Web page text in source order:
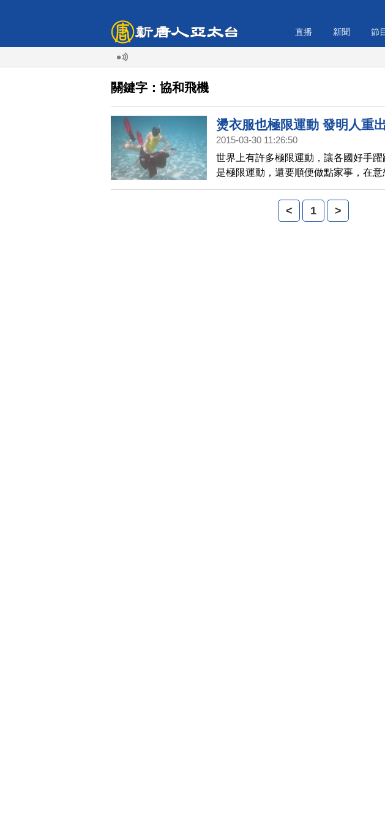
直播 新聞 節
關鍵字：協和飛機
燙衣服也極限運動 發明人重
2015-03-30 11:26:50
世界上有許多極限運動，讓各國好手
是極限運動，還要順便做點家事，在
服，這個奇怪的極限熨燙運動，讓燙
< 1 >